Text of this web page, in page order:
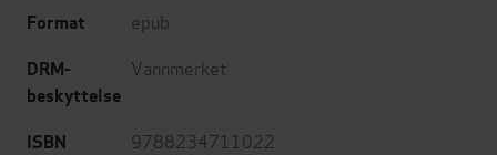
Format epub
DRM-
beskyttelse
Vannmerket
ISBN 9788234711022